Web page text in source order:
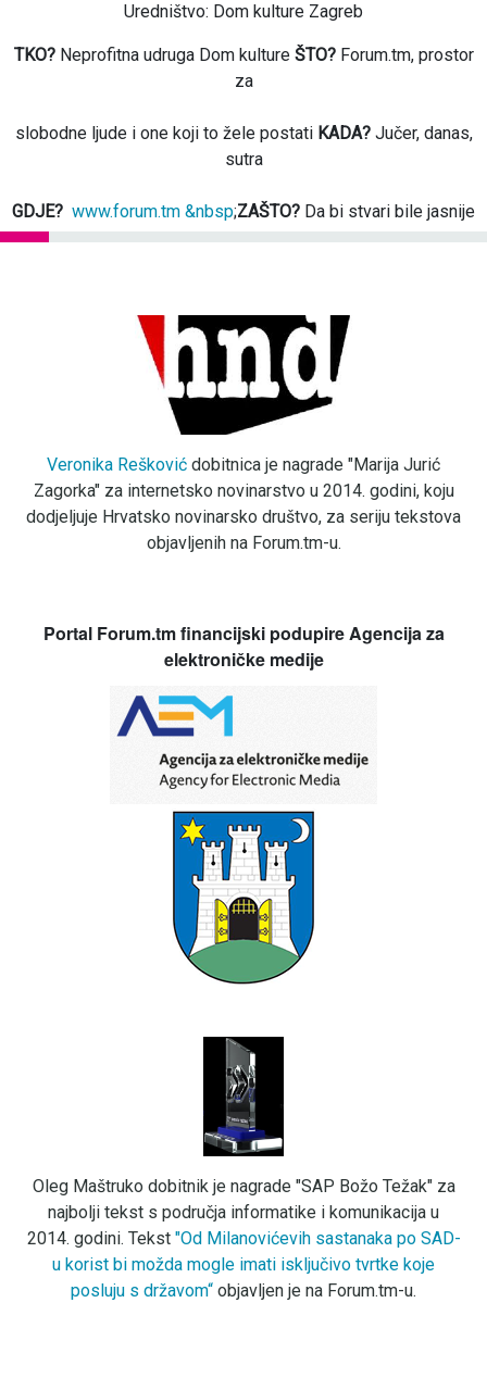
Uredništvo: Dom kulture Zagreb
TKO?Neprofitna udruga Dom kulture ŠTO?Forum.tm, prostor
za
slobodne ljude i one koji to žele postati KADA?Jučer, danas,
sutra
GDJE? www.forum.tm &nbsp;ZAŠTO? Da bi stvari bile jasnije
Veronika Rešković dobitnica je nagrade "Marija Jurić
Zagorka" za internetsko novinarstvo u 2014. godini, koju
dodjeljuje Hrvatsko novinarsko društvo, za seriju tekstova
objavljenih na Forum.tm-u.
Portal Forum.tm financijski podupire Agencija za
elektroničke medije
Oleg Maštruko dobitnik je nagrade "SAP Božo Težak" za
najbolji tekst s područja informatike i komunikacija u
2014. godini. Tekst "Od Milanovićevih sastanaka po SAD-
u korist bi možda mogle imati isključivo tvrtke koje
posluju s državom“ objavljen je na Forum.tm-u.